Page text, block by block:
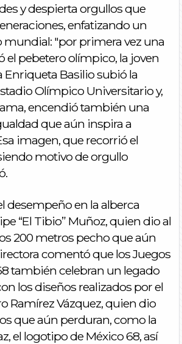
y despierta orgullos que
enfatizando un
"por primera vez una
el pebetero olímpico, la joven
Enriqueta Basilio subió la
Olímpico Universitario y,
encendió también una
que aún inspira a
imagen, que recorrió el
motivo de orgullo
desempeño en la alberca
“El Tibio” Muñoz, quien dio al
200 metros pecho que aún
comentó que los Juegos
también celebran un legado
los diseños realizados por el
Ramírez Vázquez, quien dio
que aún perduran, como la
el logotipo de México 68, así